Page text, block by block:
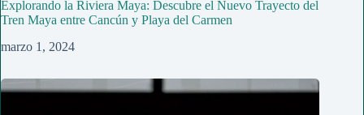
Explorando la Riviera Maya: Descubre el Nuevo Trayecto del
Tren Maya entre Cancún y Playa del Carmen
marzo 1, 2024